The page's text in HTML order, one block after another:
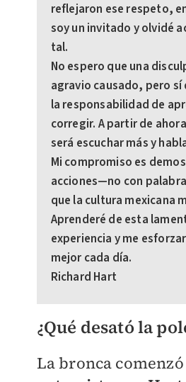
reflejaron ese respeto,
soy un invitado y olvidé
tal.
No espero que una
agravio causado, pero
la responsabilidad de
corregir. A partir de
será escuchar más y
Mi compromiso es
acciones—no con
que la cultura mexicana
Aprenderé de esta
experiencia y me
mejor cada día.
Richard Hart
​¿Qué desató la
​La bronca